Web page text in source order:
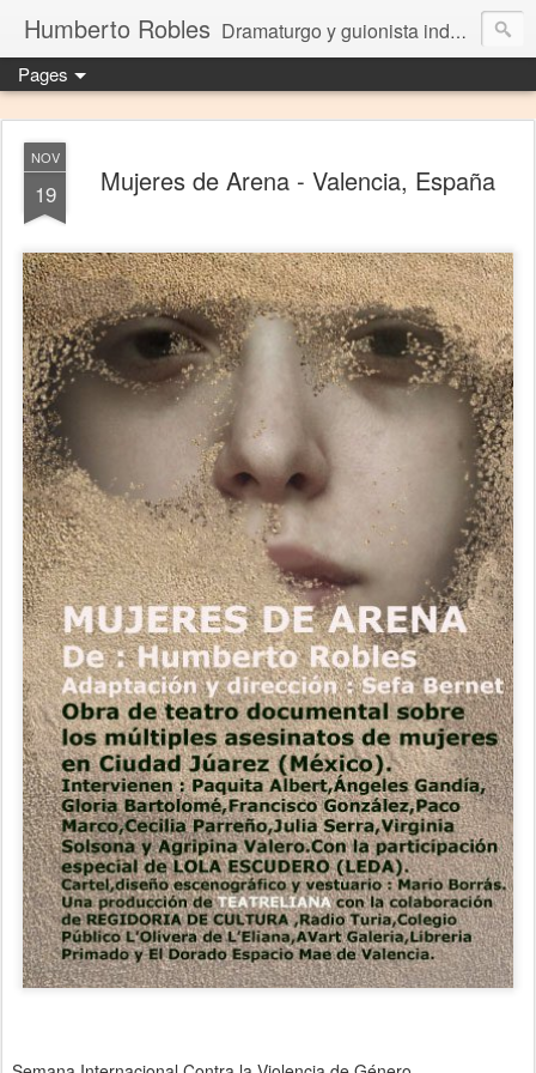
Humberto Robles Dramaturgo y guionista independiente
Pages
NOV
19 Mujeres de Arena - Valencia, España